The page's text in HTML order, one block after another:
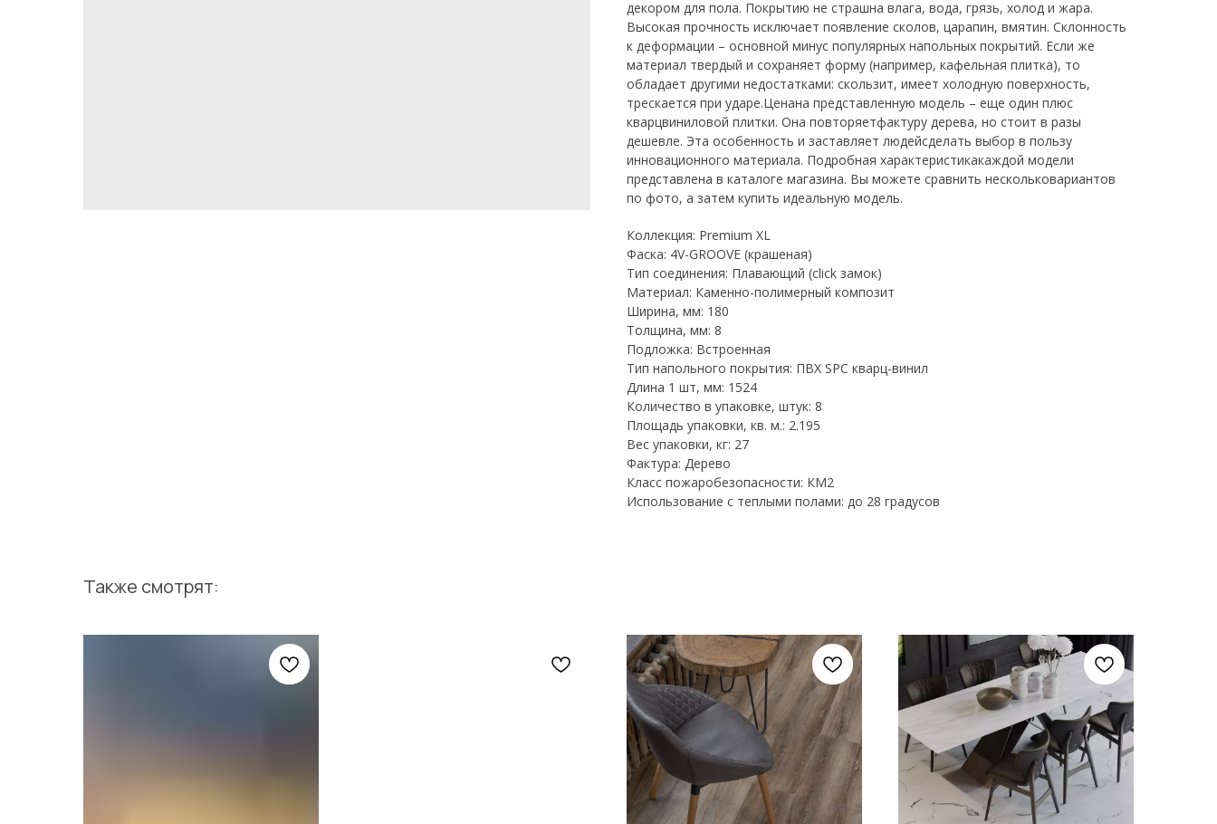
декором для пола. Покрытию не страшна влага, вода, грязь, холод и жара.
Высокая прочность исключает появление сколов, царапин, вмятин. Склонность
к деформации – основной минус популярных напольных покрытий. Если же
материал твердый и сохраняет форму (например, кафельная плитка), то
обладает другими недостатками: скользит, имеет холодную поверхность,
трескается при ударе.Ценана представленную модель – еще один плюс
кварцвиниловой плитки. Она повторяетфактуру дерева, но стоит в разы
дешевле. Эта особенность и заставляет людейсделать выбор в пользу
инновационного материала. Подробная характеристикакаждой модели
представлена в каталоге магазина. Вы можете сравнить нескольковариантов
по фото, а затем купить идеальную модель.
Коллекция: Premium XL
Фаска: 4V-GROOVE (крашеная)
Тип соединения: Плавающий (click замок)
Материал: Каменно-полимерный композит
Ширина, мм: 180
Толщина, мм: 8
Подложка: Встроенная
Тип напольного покрытия: ПВХ SPC кварц-винил
Длина 1 шт, мм: 1524
Количество в упаковке, штук: 8
Площадь упаковки, кв. м.: 2.195
Вес упаковки, кг: 27
Фактура: Дерево
Класс пожаробезопасности: КМ2
Использование с теплыми полами: до 28 градусов
Также смотрят: